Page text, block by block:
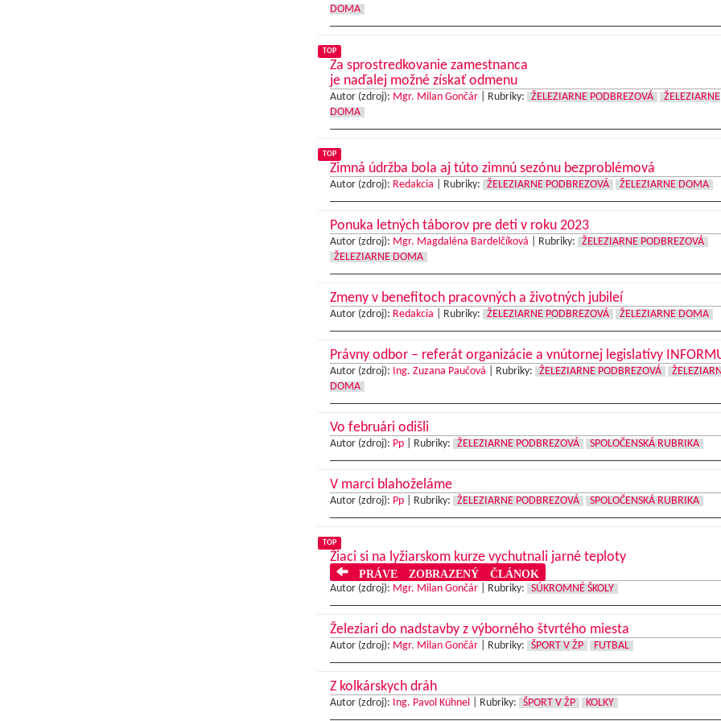
DOMA
TOP
Za sprostredkovanie zamestnanca
je naďalej možné získať odmenu
Autor (zdroj): Mgr. Milan Gončár| Rubriky: ŽELEZIARNE PODBREZOVÁ
ŽELEZIARNE
DOMA
TOP
Zimná údržba bola aj túto zimnú sezónu bezproblémová
Autor (zdroj): Redakcia Rubriky: ŽELEZIARNE PODBREZOVÁ ŽELEZIARNE DOMA
Ponuka letných táborov pre deti v roku 2023
Autor (zdroj): Mgr. Magdaléna Bardelčíková Rubriky:
ŽELEZIARNE PODBREZOVÁ
ŽELEZIARNE DOMA
Zmeny v benefitoch pracovných a životných jubileí
Autor (zdroj): Redakcia Rubriky: ŽELEZIARNE PODBREZOVÁ ŽELEZIARNE DOMA
Právny odbor – referát organizácie a vnútornej legislatívy
Autor (zdroj): Ing. Zuzana Paučová Rubriky: ŽELEZIARNE PODBREZOVÁ
DOMA
Vo februári odišli
Autor (zdroj): Pp| Rubriky: ŽELEZIARNE PODBREZOVÁ SPOLOČENSKÁ RUBRIKA
V marci blahoželáme
Autor (zdroj): Pp| Rubriky: ŽELEZIARNE PODBREZOVÁ SPOLOČENSKÁ RUBRIKA
TOP
Žiaci si na lyžiarskom kurze vychutnali jarné teploty
PRÁVE ZOBRAZENÝ ČLÁNOK
Autor (zdroj): Mgr. Milan Gončár| Rubriky: SÚKROMNÉ ŠKOLY
Železiari do nadstavby z výborného štvrtého miesta
Autor (zdroj): Mgr. Milan Gončár| Rubriky: ŠPORT V ŽP FUTBAL
Z kolkárskych dráh
Autor (zdroj): Ing. Pavol Kühnel Rubriky: ŠPORT V ŽP KOLKY